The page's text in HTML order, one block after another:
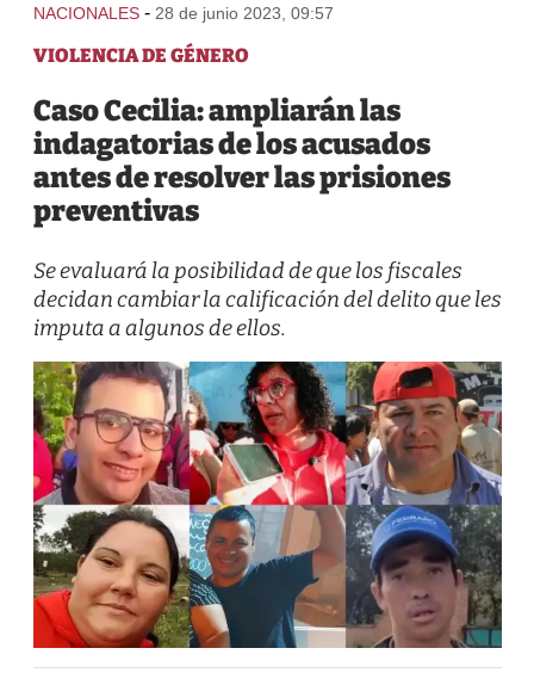
NACIONALES - 28 de junio 2023, 09:57
VIOLENCIA DE GÉNERO
Caso Cecilia: ampliarán las
indagatorias de los acusados
antes de resolver las prisiones
preventivas
Se evaluará la posibilidad de que los fiscales
decidan cambiar la calificación del delito que les
imputa a algunos de ellos.